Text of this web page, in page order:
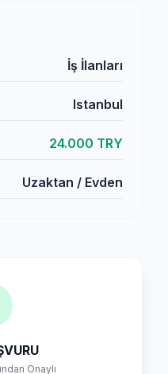
İş İlanları
Istanbul
24.000 TRY
Uzaktan / Evden
Onaylı